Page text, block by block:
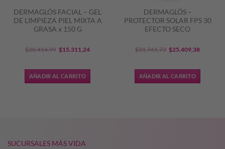
DERMAGLÓS FACIAL – GEL
DE LIMPIEZA PIEL MIXTA A
GRASA x 150 G
$20.414,99 El
original
era:
$15.311,24El
es:
AÑADIR AL CARRITO
DERMAGLÓS –
PROTECTOR SOLAR FPS 30
EFECTO SECO
$31.761,73 El
original
era:
$25.409,38El
es:
AÑADIR AL CARRITO
SUCURSALES MÁS VIDA